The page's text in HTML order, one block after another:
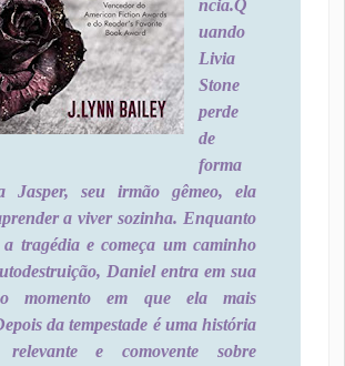
ncia.Q
uando
Livia
Stone
perde
de
forma
Jasper, seu irmão gêmeo, ela
a viver sozinha. Enquanto
tragédia e começa um caminho
Daniel entra em sua
momento em que ela mais
da tempestade é uma história
relevante e comovente sobre